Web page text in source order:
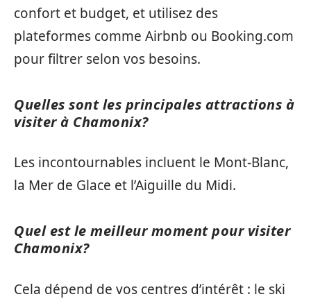
confort et budget, et utilisez des
plateformes comme Airbnb ou Booking.com
pour filtrer selon vos besoins.
Quelles sont les principales attractions à
visiter à Chamonix?
Les incontournables incluent le Mont-Blanc,
la Mer de Glace et l’Aiguille du Midi.
Quel est le meilleur moment pour visiter
Chamonix?
Cela dépend de vos centres d’intérêt : le ski